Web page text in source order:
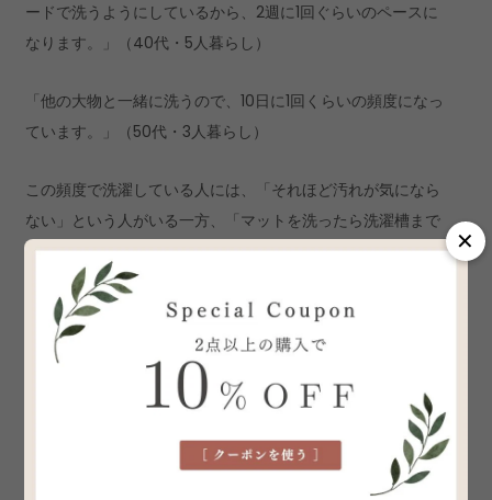
ードで洗うようにしているから、2週に1回ぐらいのペースに
なります。」（40代・5人暮らし）
「他の大物と一緒に洗うので、10日に1回くらいの頻度になっ
ています。」（50代・3人暮らし）
この頻度で洗濯している人には、「それほど汚れが気になら
ない」という人がいる一方、「マットを洗ったら洗濯槽まで
洗わないと気が済まない」という人もいて、それぞれ違う角
度の理由になっていました。また週末洗濯するにしても、雨
が降っていたり外出の予定があったりで、結局間隔があいて
しまうという人も。ここでも、バスマットを洗濯するめんど
くささがネックになっているよう。
✕